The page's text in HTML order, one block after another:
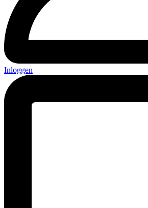
Inloggen